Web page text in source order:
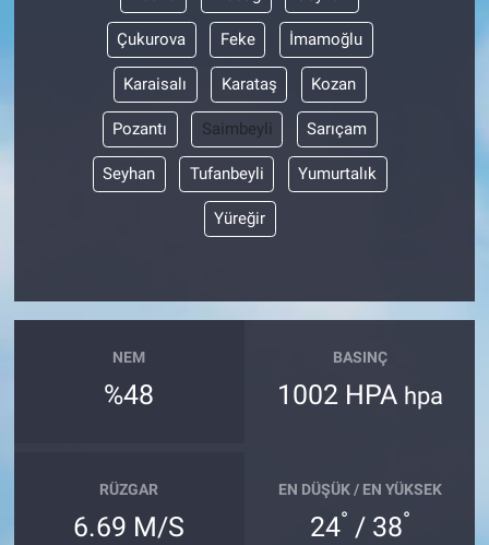
Çukurova Feke İmamoğlu
Karaisalı Karataş Kozan
Pozantı Saimbeyli Sarıçam
Seyhan Tufanbeyli Yumurtalık
Yüreğir
NEM
%48
BASINÇ
1002 HPA hpa
RÜZGAR
6.69 M/S
EN DÜŞÜK / EN YÜKSEK
24° / 38°